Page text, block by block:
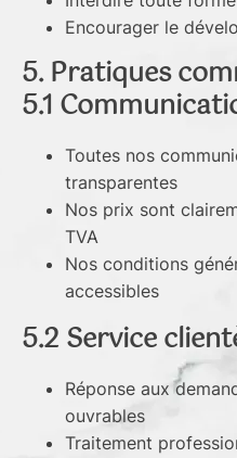
Encourager le
5. Pratiques
5.1
Toutes nos
transparentes
Nos prix sont
TVA
Nos conditions
accessibles
5.2 Service
Réponse aux
ouvrables
Traitement